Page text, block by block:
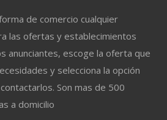
de comercio cualquier
las ofertas y establecimientos
anunciantes, escoge la oferta que
y selecciona la opción
Son mas de 500
a domicilio